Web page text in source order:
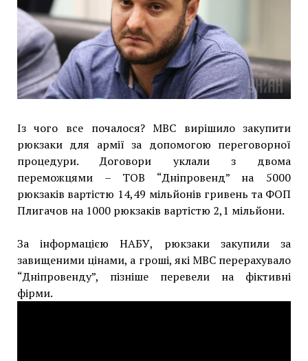
Із чого все почалося? МВС вирішило закупити
рюкзаки для армії за допомогою переговорної
процедури. Договори уклали з двома
переможцями – ТОВ “Дніпровенд” на 5000
рюкзаків вартістю 14,49 мільйонів гривень та ФОП
Плигачов на 1000 рюкзаків вартістю 2,1 мільйони.
За інформацією НАБУ, рюкзаки закупили за
завищеними цінами, а гроші, які МВС перерахувало
“Дніпровенду”, пізніше перевели на фіктивні
фірми.